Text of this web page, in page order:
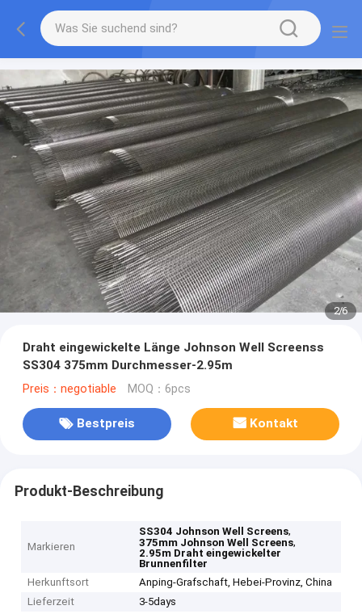
2/6
Draht eingewickelte Länge Johnson Well Screenss
SS304 375mm Durchmesser-2.95m
Preis：negotiable MOQ：6pcs
Bestpreis Kontakt
Produkt-Beschreibung
Markieren
SS304 Johnson Well Screens,
375mm Johnson Well Screens,
2.95m Draht eingewickelter
Brunnenfilter
Herkunftsort
Anping-Grafschaft, Hebei-Provinz, China
Lieferzeit
3-5days